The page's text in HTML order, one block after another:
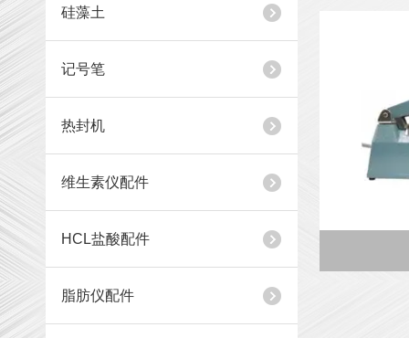
硅藻土
记号笔
热封机
维生素仪配件
HCL盐酸配件
脂肪仪配件